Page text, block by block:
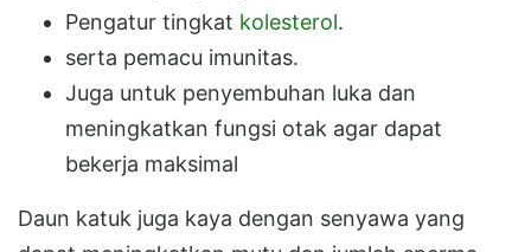
Pengatur tingkat kolesterol.
serta pemacu imunitas.
Juga untuk penyembuhan luka dan
meningkatkan fungsi otak agar dapat
bekerja maksimal
Daun katuk juga kaya dengan senyawa yang